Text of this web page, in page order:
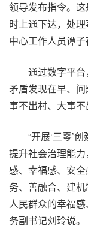
领导发布指令。
时上通下达，处
中心工作人员谭子
通过数字平
矛盾发现在早、
事不出村、大事不
“开展‘三零’
提升社会治理能
感、幸福感、安
务、善融合、建
人民群众的幸福
务副书记刘玲说。